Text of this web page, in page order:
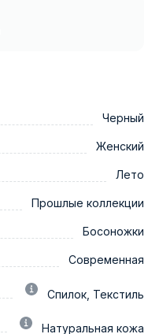
Черный
Женский
Лето
Прошлые коллекции
Босоножки
Современная
Спилок, Текстиль
Натуральная кожа